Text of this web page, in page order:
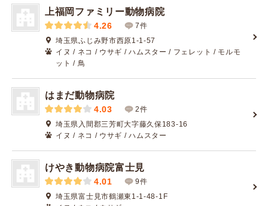
上福岡ファミリー動物病院
4.26
7件
埼玉県ふじみ野市西原1-1-57
イヌ / ネコ / ウサギ / ハムスター / フェレット / モルモ
ット / 鳥
はまだ動物病院
4.03
2件
埼玉県入間郡三芳町大字藤久保183-16
イヌ / ネコ / ウサギ / ハムスター
けやき動物病院富士見
4.01
9件
埼玉県富士見市鶴瀬東1-1-48-1F